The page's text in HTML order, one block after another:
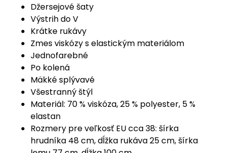
Džersejové šaty
Výstrih do V
Krátke rukávy
Zmes viskózy s elastickým materiálom
Jednofarebné
Po kolená
Mäkké splývavé
Všestranný štýl
Materiál: 70 % viskóza, 25 % polyester, 5 %
elastan
Rozmery pre veľkosť EU cca 38: šírka
hrudníka 48 cm, dĺžka rukáva 25 cm, šírka